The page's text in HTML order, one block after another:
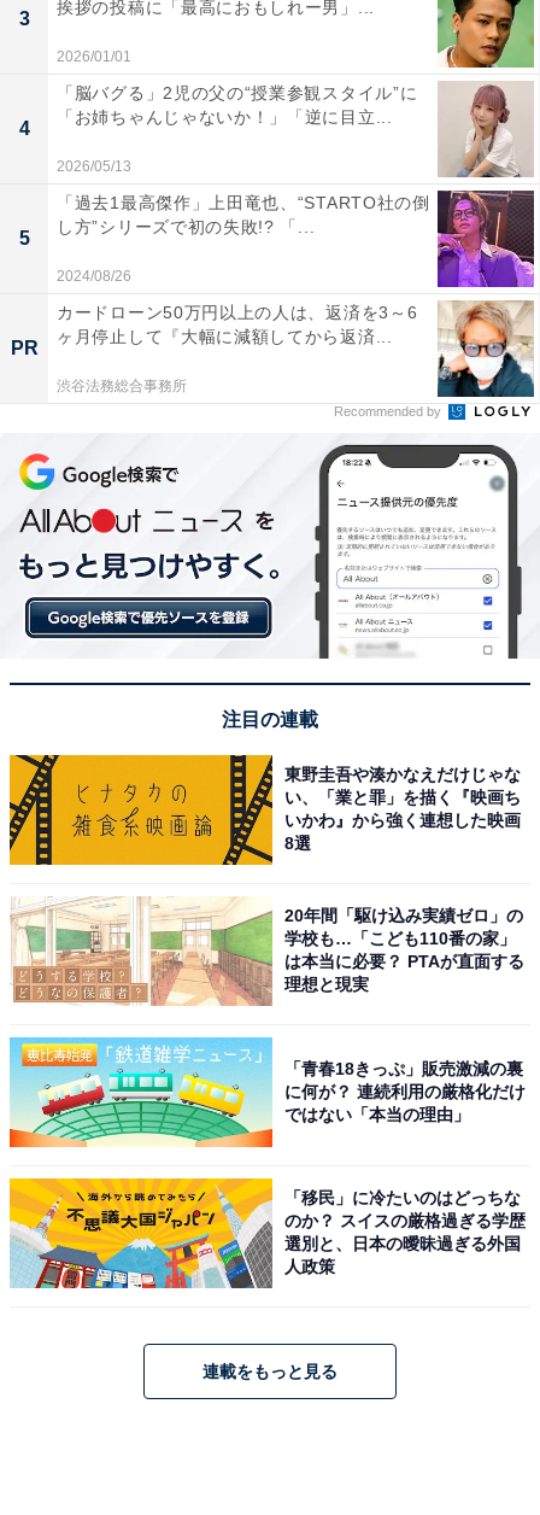
3
挨拶の投稿に「最高におもしれー男」...
2026/01/01
4
「脳バグる」2児の父の“授業参観スタイル”に
「お姉ちゃんじゃないか！」「逆に目立...
2026/05/13
5
「過去1最高傑作」上田竜也、“STARTO社の倒
し方”シリーズで初の失敗!? 「...
2024/08/26
PR
カードローン50万円以上の人は、返済を3～6
ヶ月停止して『大幅に減額してから返済...
渋谷法務総合事務所
Recommended by
注目の連載
東野圭吾や湊かなえだけじゃな
い、「業と罪」を描く『映画ち
いかわ』から強く連想した映画
8選
20年間「駆け込み実績ゼロ」の
学校も…「こども110番の家」
は本当に必要？ PTAが直面する
理想と現実
「青春18きっぷ」販売激減の裏
に何が？ 連続利用の厳格化だけ
ではない「本当の理由」
「移民」に冷たいのはどっちな
のか？ スイスの厳格過ぎる学歴
選別と、日本の曖昧過ぎる外国
人政策
連載をもっと見る